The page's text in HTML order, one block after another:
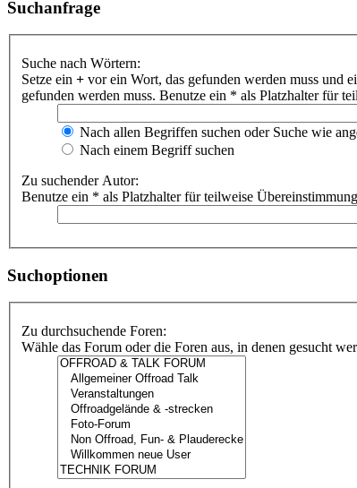
Suchanfrage
Suche nach Wörtern:
Setze ein + vor ein Wort, das gefunden werden muss und
gefunden werden muss. Benutze ein * als Platzhalter für
Nach allen Begriffen suchen oder Suche wie
Nach einem Begriff suchen
Zu suchender Autor:
Benutze ein * als Platzhalter für teilweise
Suchoptionen
Zu durchsuchende Foren:
Wähle das Forum oder die Foren aus, in denen gesucht